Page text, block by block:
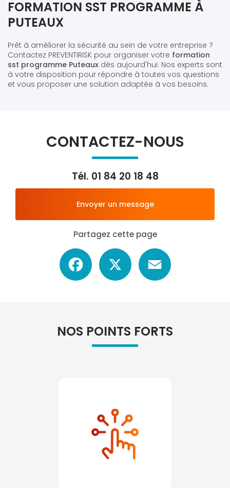
FORMATION SST PROGRAMME À
PUTEAUX
Prêt à améliorer la sécurité au sein de votre entreprise ?
Contactez PREVENTIRISK pour organiser votre formation
sst programme Puteaux dès aujourd'hui. Nos experts sont
à votre disposition pour répondre à toutes vos questions
et vous proposer une solution adaptée à vos besoins.
CONTACTEZ-NOUS
Tél. 01 84 20 18 48
Envoyer un message
Partagez cette page
Facebook
NOS POINTS FORTS